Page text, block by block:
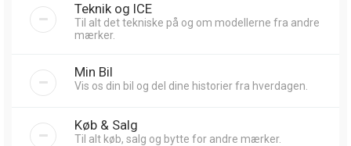
Teknik og ICE
Til alt det tekniske på og om modellerne fra andre
mærker.
Min Bil
Vis os din bil og del dine historier fra hverdagen.
Køb & Salg
Til alt køb, salg og bytte for andre mærker.